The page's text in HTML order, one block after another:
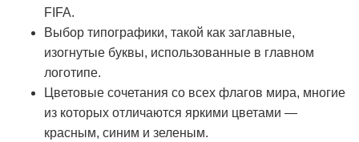
FIFA.
Выбор типографики, такой как заглавные,
изогнутые буквы, использованные в главном
логотипе.
Цветовые сочетания со всех флагов мира, многие
из которых отличаются яркими цветами —
красным, синим и зеленым.